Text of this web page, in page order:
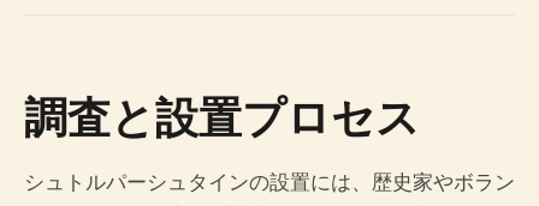
調査と設置プロセス
シュトルパーシュタインの設置には、歴史家やボラン